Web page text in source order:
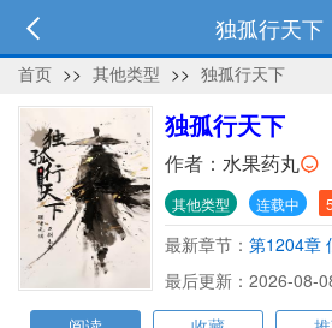
独孤行天下
首页 >> 其他类型 >> 独孤行天下
独孤行天下
作者： 水果药丸
其他类型 连载中
最新章节： 第1204章
最后更新：2026-08-